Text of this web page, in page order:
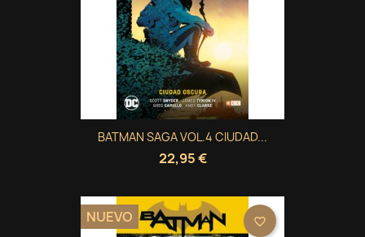
BATMAN SAGA VOL.4 CIUDAD...
22,95 €
NUEVO favorite_border